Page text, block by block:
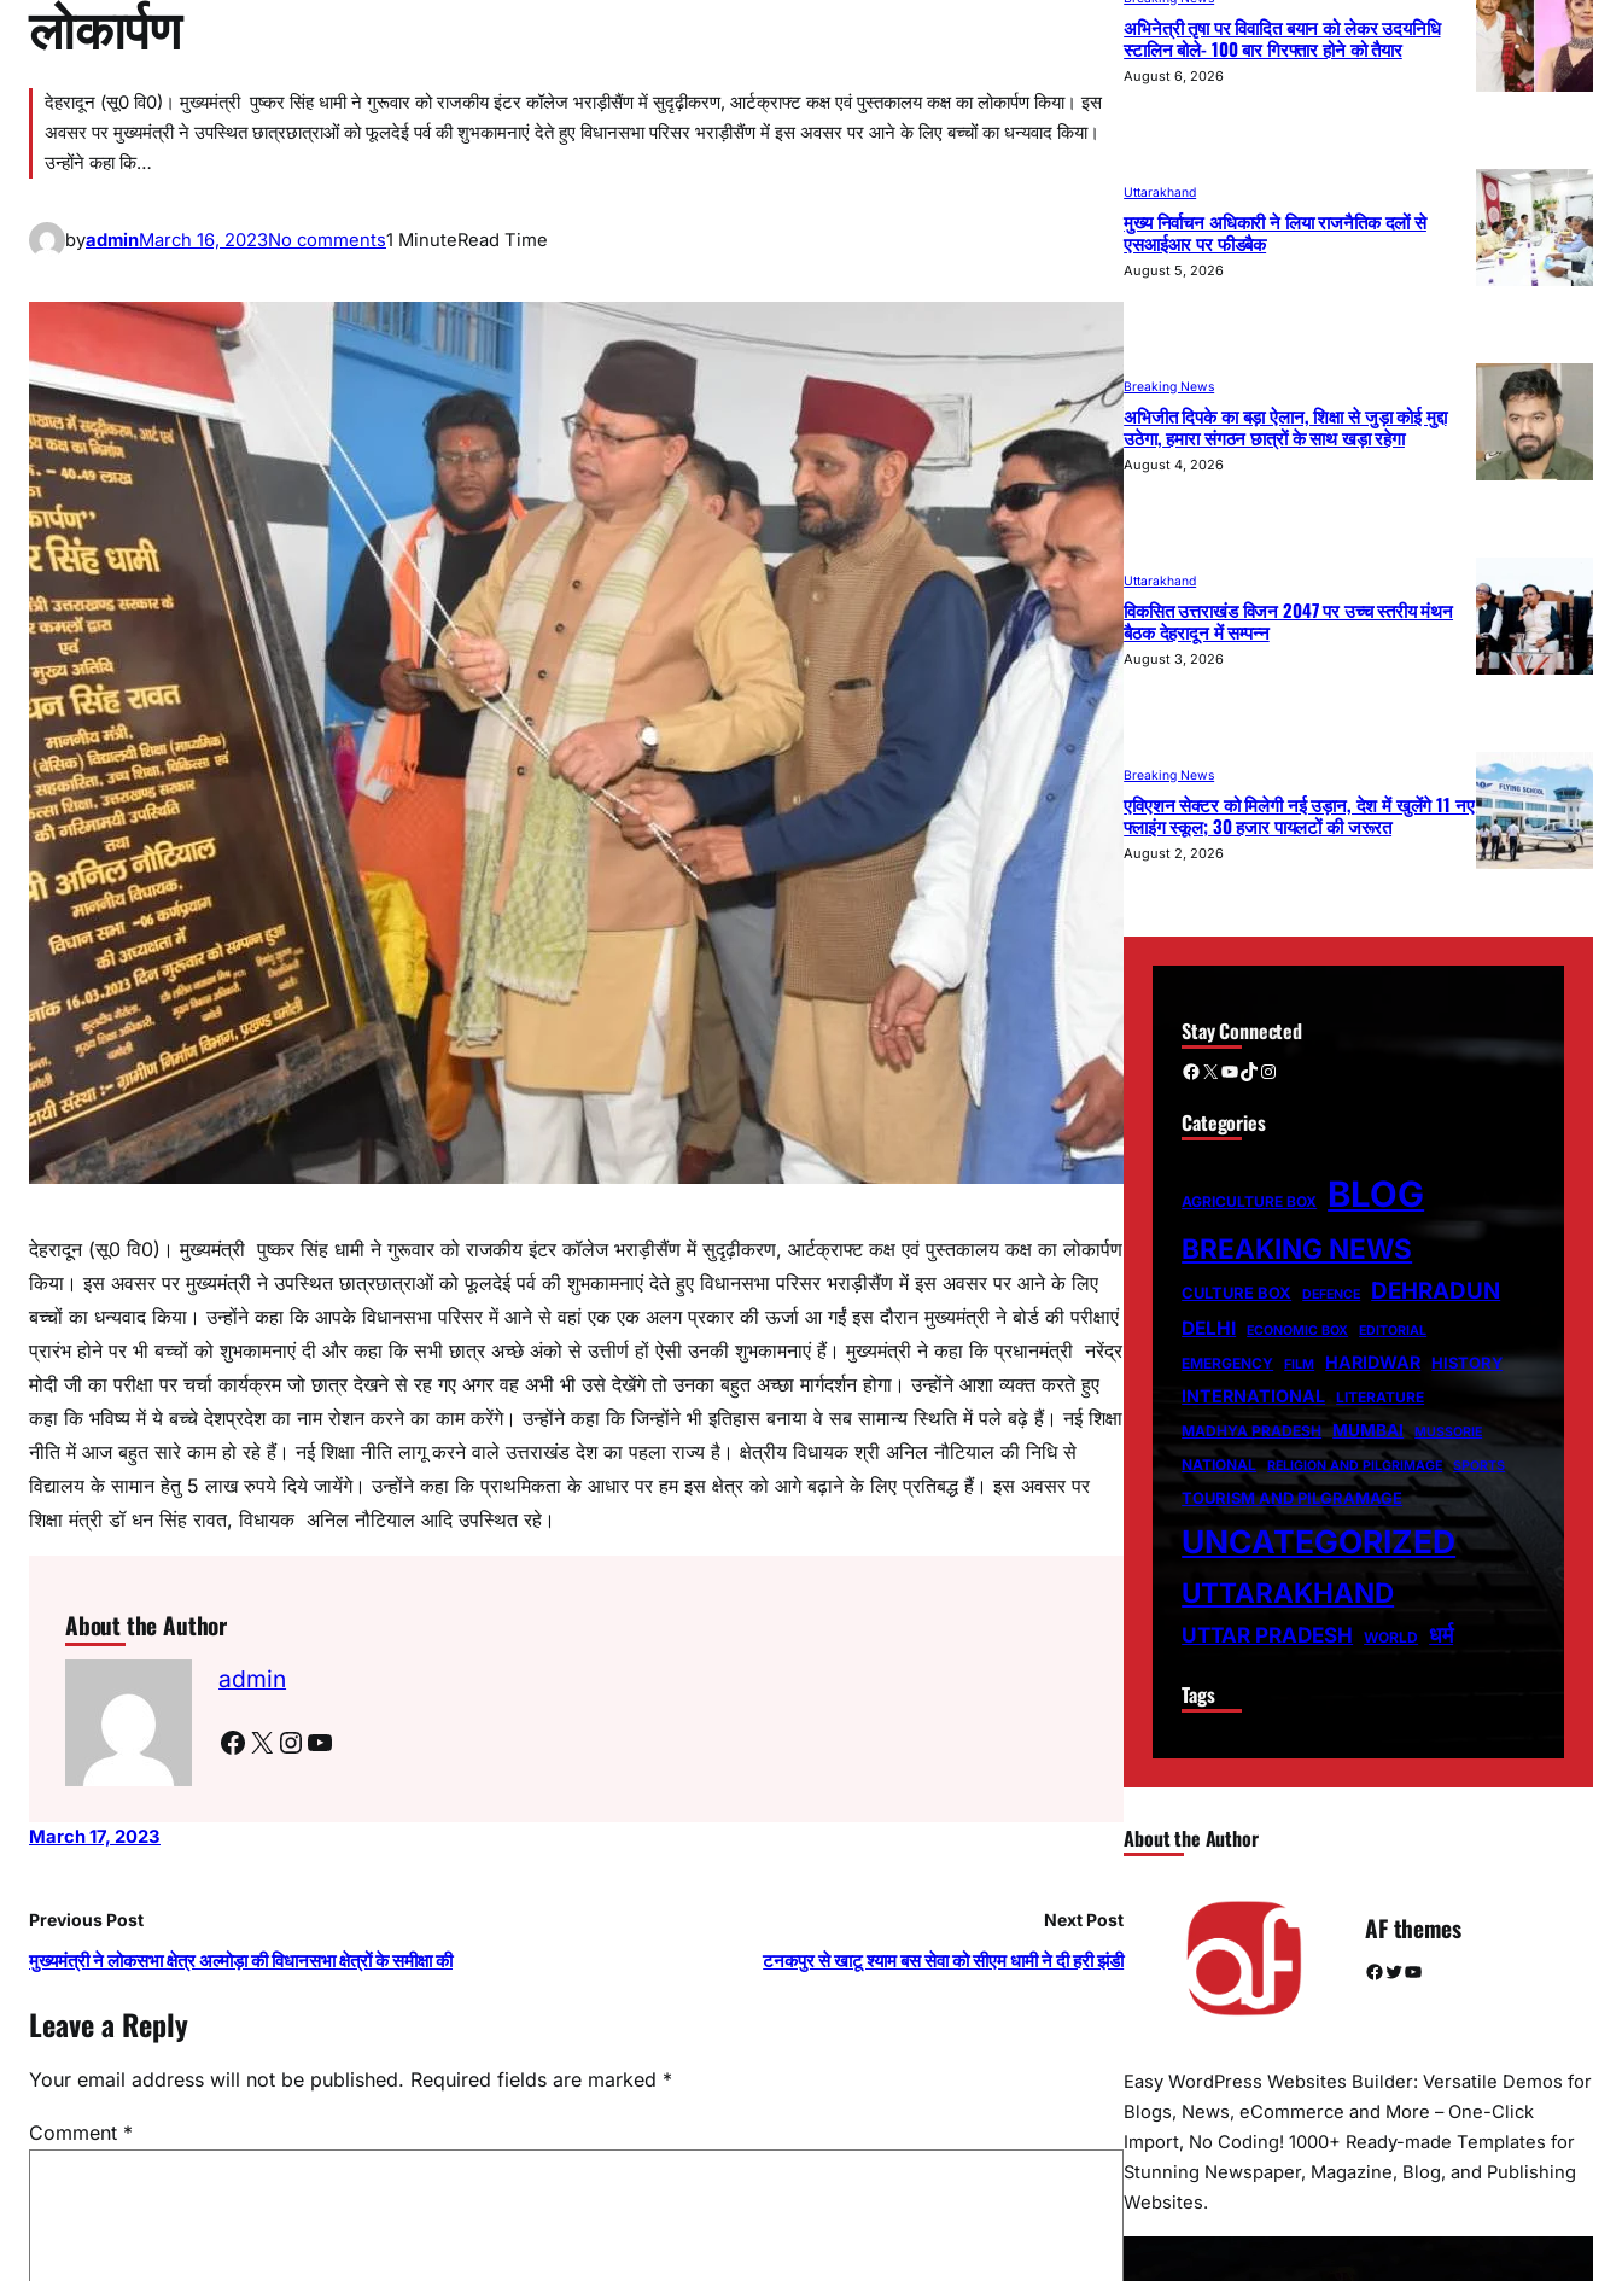
लोकार्पण
देहरादून (सू0 वि0)। मुख्यमंत्री पुष्कर सिंह धामी ने गुरूवार को राजकीय इंटर कॉलेज भराड़ीसैंण में सुदृढ़ीकरण, आर्टक्राफ्ट कक्ष एवं पुस्तकालय कक्ष का लोकार्पण किया। इस
अवसर पर मुख्यमंत्री ने उपस्थित छात्रछात्राओं को फूलदेई पर्व की शुभकामनाएं देते हुए विधानसभा परिसर भराड़ीसैंण में इस अवसर पर आने के लिए बच्चों का धन्यवाद किया।
उन्होंने कहा कि…
byadminMarch 16, 2023No commentso
मु
ख्य
मं
क्रा
फ्ट
क
क्ष
ए
वं
पु
स्त
ल
य
क्ष
का
कि
या
लो
का
र्प
ण
1 MinuteRead Time
देहरादून (सू0 वि0)। मुख्यमंत्री पुष्कर सिंह धामी ने गुरूवार को राजकीय इंटर कॉलेज भराड़ीसैंण में सुदृढ़ीकरण, आर्टक्राफ्ट कक्ष एवं पुस्तकालय कक्ष का लोकार्पण
किया। इस अवसर पर मुख्यमंत्री ने उपस्थित छात्रछात्राओं को फूलदेई पर्व की शुभकामनाएं देते हुए विधानसभा परिसर भराड़ीसैंण में इस अवसर पर आने के लिए
बच्चों का धन्यवाद किया। उन्होंने कहा कि आपके विधानसभा परिसर में आने से वहां एक एक अलग प्रकार की ऊर्जा आ गईं इस दौरान मुख्यमंत्री ने बोर्ड की परीक्षाएं
प्रारंभ होने पर भी बच्चों को शुभकामनाएं दी और कहा कि सभी छात्र अच्छे अंको से उत्तीर्ण हों ऐसी उनकी शुभकामनाएं हैं। मुख्यमंत्री ने कहा कि प्रधानमंत्री नरेंद्र
मोदी जी का परीक्षा पर चर्चा कार्यक्रम जो छात्र देखने से रह गए अगर वह अभी भी उसे देखेंगे तो उनका बहुत अच्छा मार्गदर्शन होगा। उन्होंने आशा व्यक्त करते हुए
कहा कि भविष्य में ये बच्चे देशप्रदेश का नाम रोशन करने का काम करेंगे। उन्होंने कहा कि जिन्होंने भी इतिहास बनाया वे सब सामान्य स्थिति में पले बढ़े हैं। नई शिक्षा
नीति में आज बहुत सारे काम हो रहे हैं। नई शिक्षा नीति लागू करने वाले उत्तराखंड देश का पहला राज्य है। क्षेत्रीय विधायक श्री अनिल नौटियाल की निधि से
विद्यालय के सामान हेतु 5 लाख रुपये दिये जायेंगे। उन्होंने कहा कि प्राथमिकता के आधार पर हम इस क्षेत्र को आगे बढ़ाने के लिए प्रतिबद्ध हैं। इस अवसर पर
शिक्षा मंत्री डॉ धन सिंह रावत, विधायक अनिल नौटियाल आदि उपस्थित रहे।
About the Author
admin
Facebook X Instagram YouTube
March 17, 2023
Previous Post
मुख्यमंत्री ने लोकसभा क्षेत्र अल्मोड़ा की विधानसभा क्षेत्रों के समीक्षा की
Next Post
टनकपुर से खाटू श्याम बस सेवा को सीएम धामी ने दी हरी झंडी
Leave a Reply
Your email address will not be published. Required fields are marked *
Comment *
अभिनेत्री तृषा पर विवादित बयान को लेकर उदयनिधि
स्टालिन बोले- 100 बार गिरफ्तार होने को तैयार
August 6, 2026
Uttarakhand
मुख्य निर्वाचन अधिकारी ने लिया राजनैतिक दलों से
एसआईआर पर फीडबैक
August 5, 2026
Breaking News
अभिजीत दिपके का बड़ा ऐलान, शिक्षा से जुड़ा कोई मुद्दा
उठेगा, हमारा संगठन छात्रों के साथ खड़ा रहेगा
August 4, 2026
Uttarakhand
विकसित उत्तराखंड विजन 2047 पर उच्च स्तरीय मंथन
बैठक देहरादून में सम्पन्न
August 3, 2026
Breaking News
एविएशन सेक्टर को मिलेगी नई उड़ान, देश में खुलेंगे 11 नए
फ्लाइंग स्कूल; 30 हजार पायलटों की जरूरत
August 2, 2026
Stay Connected
Facebook X YouTube TikTok Instagram
Categories
AGRICULTURE BOX BLOG
BREAKING NEWS
CULTURE BOX DEFENCE DEHRADUN
DELHI ECONOMIC BOX EDITORIAL
EMERGENCY FILM HARIDWAR HISTORY
INTERNATIONAL
LITERATURE
MADHYA PRADESH MUMBAI MUSSORIE
NATIONAL RELIGION AND PILGRIMAGE SPORTS
TOURISM AND PILGRAMAGE
UNCATEGORIZED
UTTARAKHAND
UTTAR PRADESH WORLD धर्म
Tags
About the Author
AF themes
Facebook Twitter YouTube
Easy WordPress Websites Builder: Versatile Demos for
Blogs, News, eCommerce and More – One-Click
Import, No Coding! 1000+ Ready-made Templates for
Stunning Newspaper, Magazine, Blog, and Publishing
Websites.